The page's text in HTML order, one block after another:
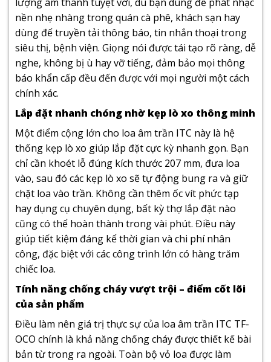
nền nhẹ nhàng trong quán cà phê, khách sạn hay
dùng để truyền tải thông báo, tin nhắn thoại trong
siêu thị, bệnh viện. Giọng nói được tái tạo rõ ràng, dễ
nghe, không bị ù hay vỡ tiếng, đảm bảo mọi thông
báo khẩn cấp đều đến được với mọi người một cách
chính xác.
Lắp đặt nhanh chóng nhờ kẹp lò xo thông minh
Một điểm cộng lớn cho loa âm trần ITC này là hệ
thống kẹp lò xo giúp lắp đặt cực kỳ nhanh gọn. Bạn
chỉ cần khoét lỗ đúng kích thước 207 mm, đưa loa
vào, sau đó các kẹp lò xo sẽ tự động bung ra và giữ
chặt loa vào trần. Không cần thêm ốc vít phức tạp
hay dụng cụ chuyên dụng, bất kỳ thợ lắp đặt nào
cũng có thể hoàn thành trong vài phút. Điều này
giúp tiết kiệm đáng kể thời gian và chi phí nhân
công, đặc biệt với các công trình lớn có hàng trăm
chiếc loa.
Tính năng chống cháy vượt trội – điểm cốt lõi
của sản phẩm
Điều làm nên giá trị thực sự của loa âm trần ITC TF-
OCO chính là khả năng chống cháy được thiết kế bài
bản từ trong ra ngoài. Toàn bộ vỏ loa được làm